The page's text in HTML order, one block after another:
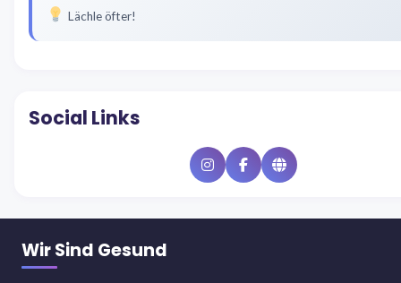
Lächle öfter!
Social Links
InstagramFacebookWebsite
Wir Sind Gesund